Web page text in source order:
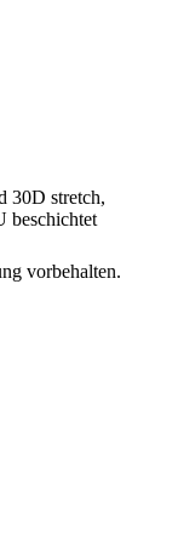
30D stretch,
beschichtet
vorbehalten.